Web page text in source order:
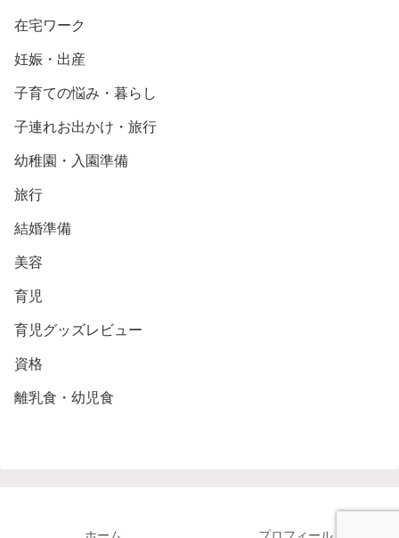
在宅ワーク
妊娠・出産
子育ての悩み・暮らし
子連れお出かけ・旅行
幼稚園・入園準備
旅行
結婚準備
美容
育児
育児グッズレビュー
資格
離乳食・幼児食
ホーム プロフィール